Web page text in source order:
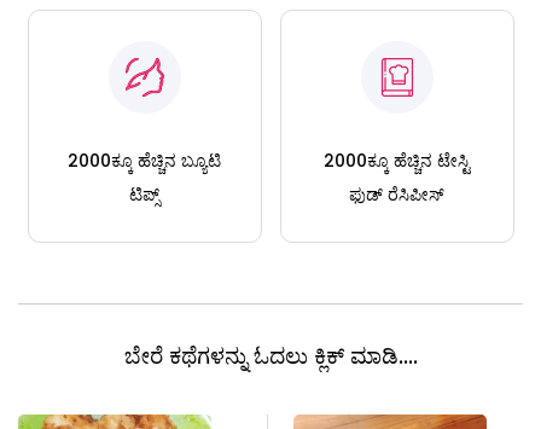
2000ಕ್ಕೂ ಹೆಚ್ಚಿನ ಬ್ಯೂಟಿ
ಟಿಪ್ಸ್
2000ಕ್ಕೂ ಹೆಚ್ಚಿನ ಟೇಸ್ಟಿ
ಫುಡ್ ರೆಸಿಪೀಸ್
ಬೇರೆ ಕಥೆಗಳನ್ನು ಓದಲು ಕ್ಲಿಕ್ ಮಾಡಿ....